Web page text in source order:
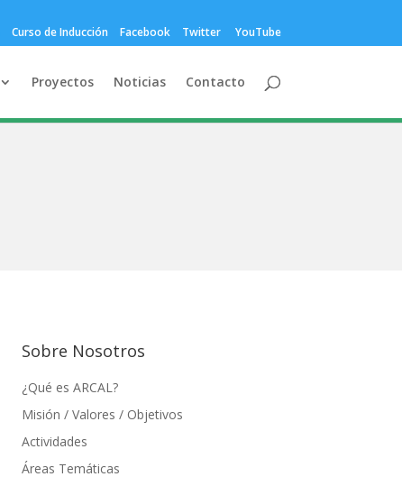
Curso de Inducción Facebook Twitter YouTube
Proyectos Noticias Contacto
Sobre Nosotros
¿Qué es ARCAL?
Misión / Valores / Objetivos
Actividades
Áreas Temáticas